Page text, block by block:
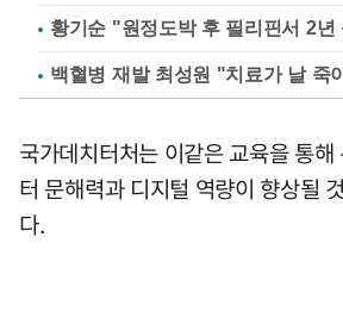
황기순 "원정도박 후 필리핀서 2년
백혈병 재발 최성원 "치료가 날 죽
국가데치터처는 이같은 교육을 통
터 문해력과 디지털 역량이 향상될
다.